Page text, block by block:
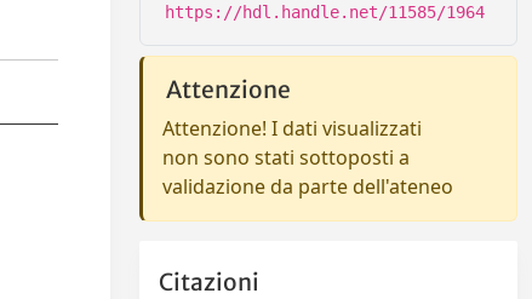
https://hdl.handle.net/11585/1964
Attenzione
Attenzione! I dati visualizzati
non sono stati sottoposti a
validazione da parte dell'ateneo
Citazioni